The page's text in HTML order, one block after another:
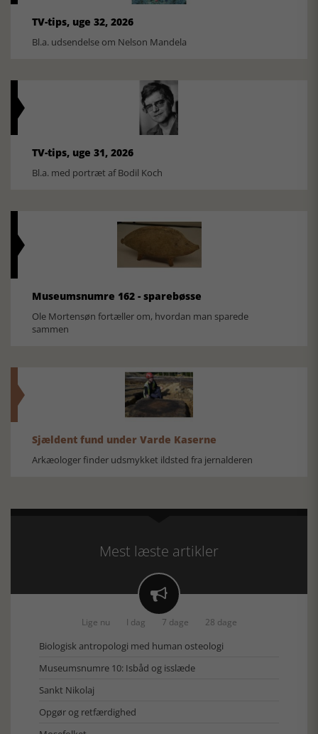
TV-tips, uge 32, 2026
Bl.a. udsendelse om Nelson Mandela
TV-tips, uge 31, 2026
Bl.a. med portræt af Bodil Koch
Museumsnumre 162 - sparebøsse
Ole Mortensøn fortæller om, hvordan man sparede
sammen
Sjældent fund under Varde Kaserne
Arkæologer finder udsmykket ildsted fra jernalderen
Mest læste artikler

Lige nu I dag 7 dage 28 dage
Biologisk antropologi med human osteologi
Museumsnumre 10: Isbåd og isslæde
Sankt Nikolaj
Opgør og retfærdighed